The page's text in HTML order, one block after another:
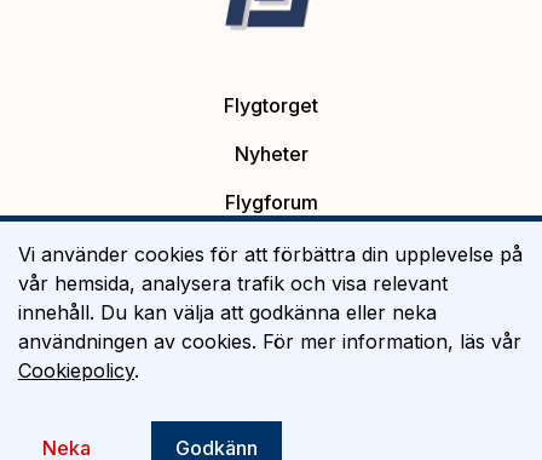
Flygtorget
Nyheter
Flygforum
Platsannonser
Flygutbildning
Om Flygtorget
Vi använder cookies för att förbättra din upplevelse på
vår hemsida, analysera trafik och visa relevant
innehåll. Du kan välja att godkänna eller neka
användningen av cookies. För mer information, läs vår
Cookiepolicy.
Neka Godkänn